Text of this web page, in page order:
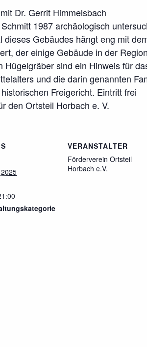
Dr. Gerrit Himmelsbach
1987 archäologisch
Gebäudes hängt eng mit
der einige Gebäude in der
sind ein Hinweis für
und die darin genannten
Freigericht. Eintritt frei
den Ortsteil Horbach e. V.
VERANSTALTER
Förderverein Ortsteil
Horbach e.V.